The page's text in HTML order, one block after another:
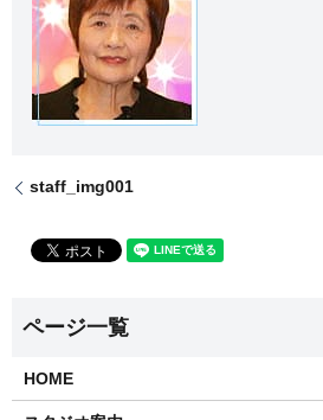
staff_img001
HOME